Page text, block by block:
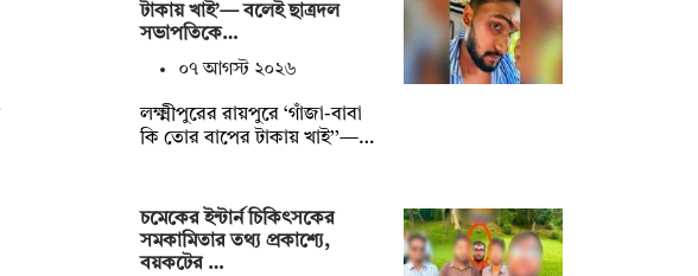
টাকায় খাই’— বলেই ছাত্রদল
সভাপতিকে…
০৭ আগস্ট ২০২৬
লক্ষ্মীপুরের রায়পুরে ‘গাঁজা-বাবা
কি তোর বাপের টাকায় খাই’’—…
চমেকের ইন্টার্ন চিকিৎসকের
সমকামিতার তথ্য প্রকাশ্যে,
বয়কটের …